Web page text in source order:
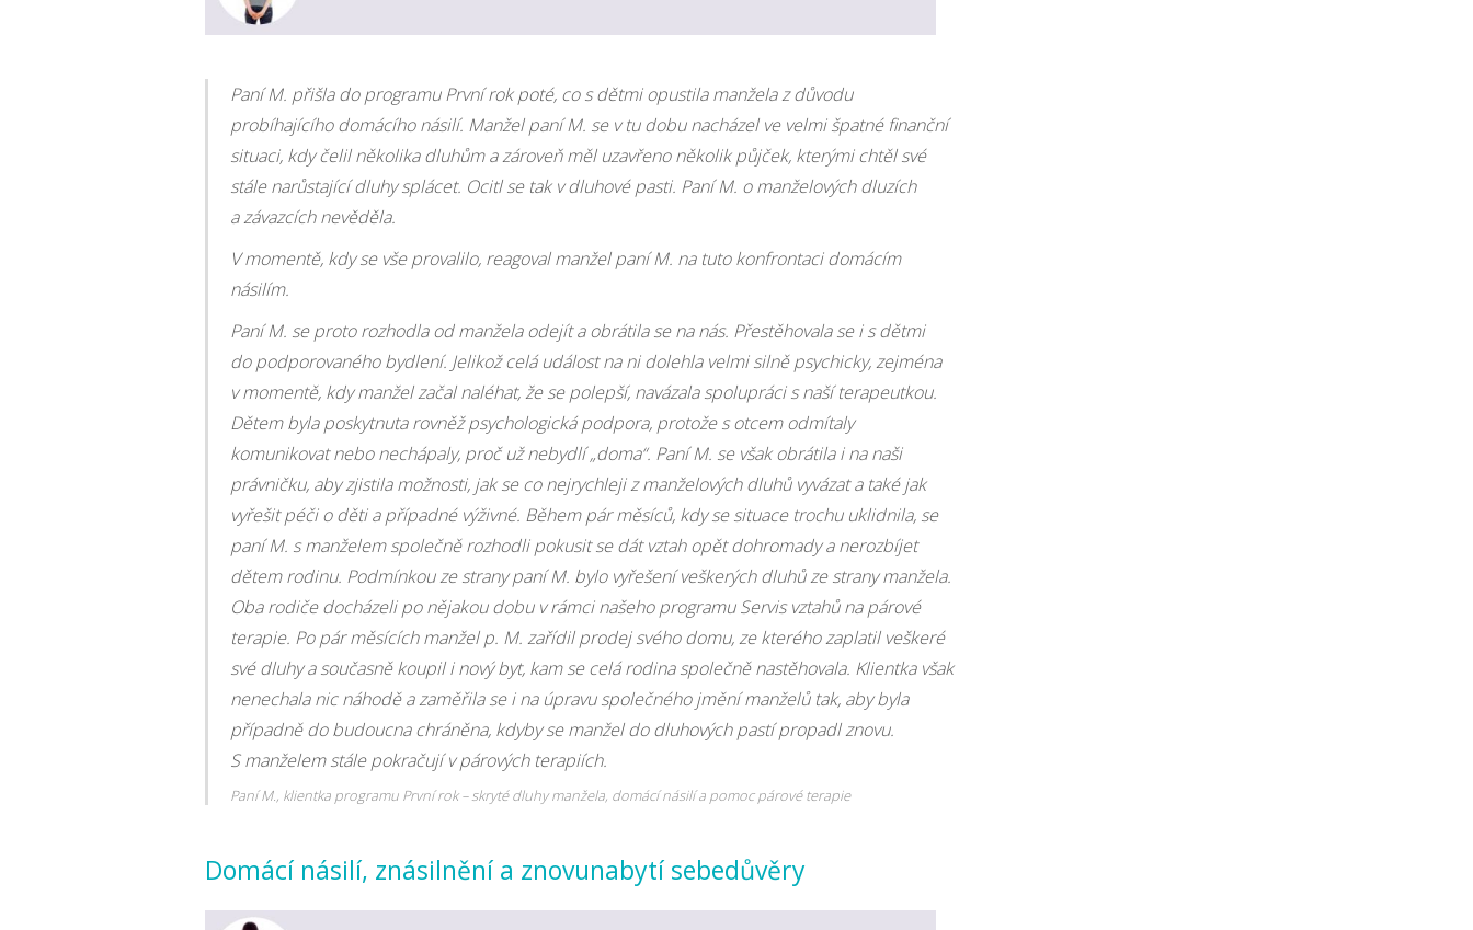
Paní M. přišla do programu První rok poté, co s dětmi opustila manžela z důvodu
probíhajícího domácího násilí. Manžel paní M. se v tu dobu nacházel ve velmi špatné finanční
situaci, kdy čelil několika dluhům a zároveň měl uzavřeno několik půjček, kterými chtěl své
stále narůstající dluhy splácet. Ocitl se tak v dluhové pasti. Paní M. o manželových dluzích
a závazcích nevěděla.
V momentě, kdy se vše provalilo, reagoval manžel paní M. na tuto konfrontaci domácím
násilím.
Paní M. se proto rozhodla od manžela odejít a obrátila se na nás. Přestěhovala se i s dětmi
do podporovaného bydlení. Jelikož celá událost na ni dolehla velmi silně psychicky, zejména
v momentě, kdy manžel začal naléhat, že se polepší, navázala spolupráci s naší terapeutkou.
Dětem byla poskytnuta rovněž psychologická podpora, protože s otcem odmítaly
komunikovat nebo nechápaly, proč už nebydlí „doma“. Paní M. se však obrátila i na naši
právničku, aby zjistila možnosti, jak se co nejrychleji z manželových dluhů vyvázat a také jak
vyřešit péči o děti a případné výživné. Během pár měsíců, kdy se situace trochu uklidnila, se
paní M. s manželem společně rozhodli pokusit se dát vztah opět dohromady a nerozbíjet
dětem rodinu. Podmínkou ze strany paní M. bylo vyřešení veškerých dluhů ze strany manžela.
Oba rodiče docházeli po nějakou dobu v rámci našeho programu Servis vztahů na párové
terapie. Po pár měsících manžel p. M. zařídil prodej svého domu, ze kterého zaplatil veškeré
své dluhy a současně koupil i nový byt, kam se celá rodina společně nastěhovala. Klientka však
nenechala nic náhodě a zaměřila se i na úpravu společného jmění manželů tak, aby byla
případně do budoucna chráněna, kdyby se manžel do dluhových pastí propadl znovu.
S manželem stále pokračují v párových terapiích.
Paní M., klientka programu První rok – skryté dluhy manžela, domácí násilí a pomoc párové terapie
Domácí násilí, znásilnění a znovunabytí sebedůvěry